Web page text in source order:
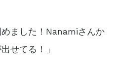
めました！Nanamiさんか
せてる！」